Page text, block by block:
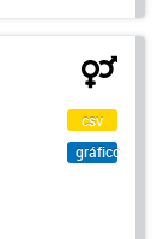
csv
gráfico